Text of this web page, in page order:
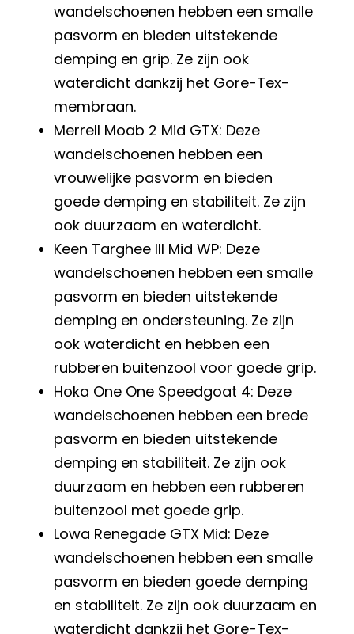
wandelschoenen hebben een smalle
pasvorm en bieden uitstekende
demping en grip. Ze zijn ook
waterdicht dankzij het Gore-Tex-
membraan.
Merrell Moab 2 Mid GTX: Deze
wandelschoenen hebben een
vrouwelijke pasvorm en bieden
goede demping en stabiliteit. Ze zijn
ook duurzaam en waterdicht.
Keen Targhee III Mid WP: Deze
wandelschoenen hebben een smalle
pasvorm en bieden uitstekende
demping en ondersteuning. Ze zijn
ook waterdicht en hebben een
rubberen buitenzool voor goede grip.
Hoka One One Speedgoat 4: Deze
wandelschoenen hebben een brede
pasvorm en bieden uitstekende
demping en stabiliteit. Ze zijn ook
duurzaam en hebben een rubberen
buitenzool met goede grip.
Lowa Renegade GTX Mid: Deze
wandelschoenen hebben een smalle
pasvorm en bieden goede demping
en stabiliteit. Ze zijn ook duurzaam en
waterdicht dankzij het Gore-Tex-